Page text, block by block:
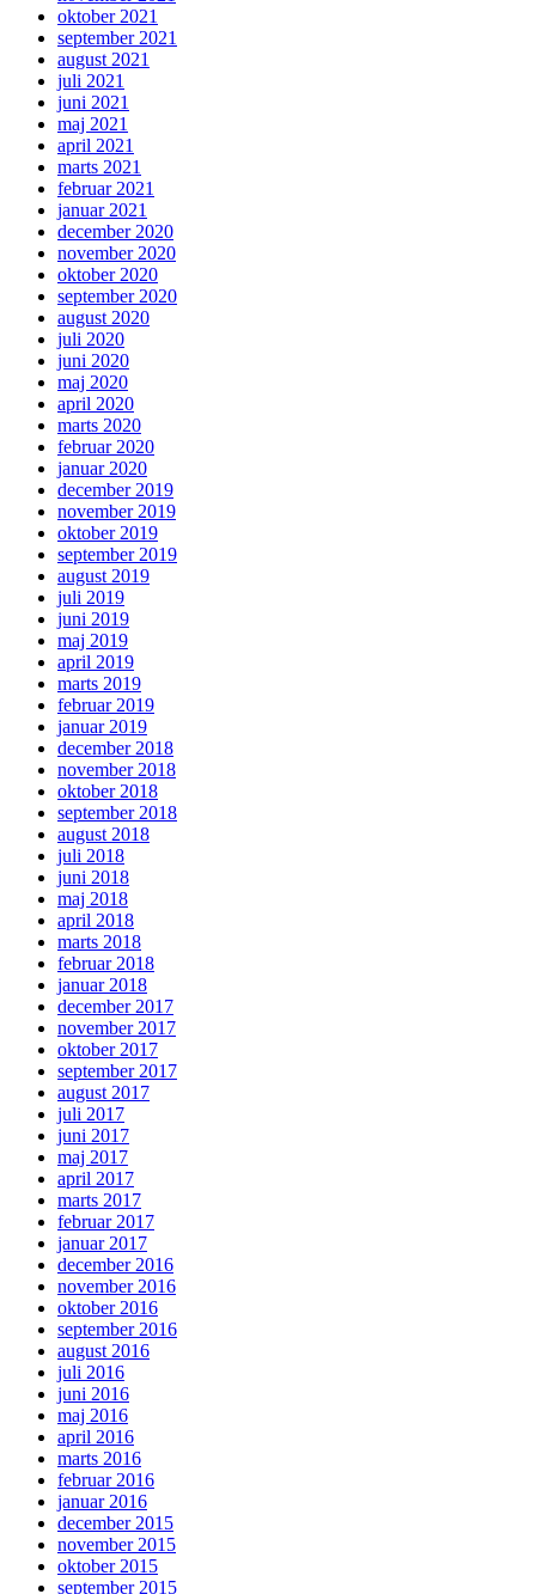
oktober 2021
september 2021
august 2021
juli 2021
juni 2021
maj 2021
april 2021
marts 2021
februar 2021
januar 2021
december 2020
november 2020
oktober 2020
september 2020
august 2020
juli 2020
juni 2020
maj 2020
april 2020
marts 2020
februar 2020
januar 2020
december 2019
november 2019
oktober 2019
september 2019
august 2019
juli 2019
juni 2019
maj 2019
april 2019
marts 2019
februar 2019
januar 2019
december 2018
november 2018
oktober 2018
september 2018
august 2018
juli 2018
juni 2018
maj 2018
april 2018
marts 2018
februar 2018
januar 2018
december 2017
november 2017
oktober 2017
september 2017
august 2017
juli 2017
juni 2017
maj 2017
april 2017
marts 2017
februar 2017
januar 2017
december 2016
november 2016
oktober 2016
september 2016
august 2016
juli 2016
juni 2016
maj 2016
april 2016
marts 2016
februar 2016
januar 2016
december 2015
november 2015
oktober 2015
september 2015